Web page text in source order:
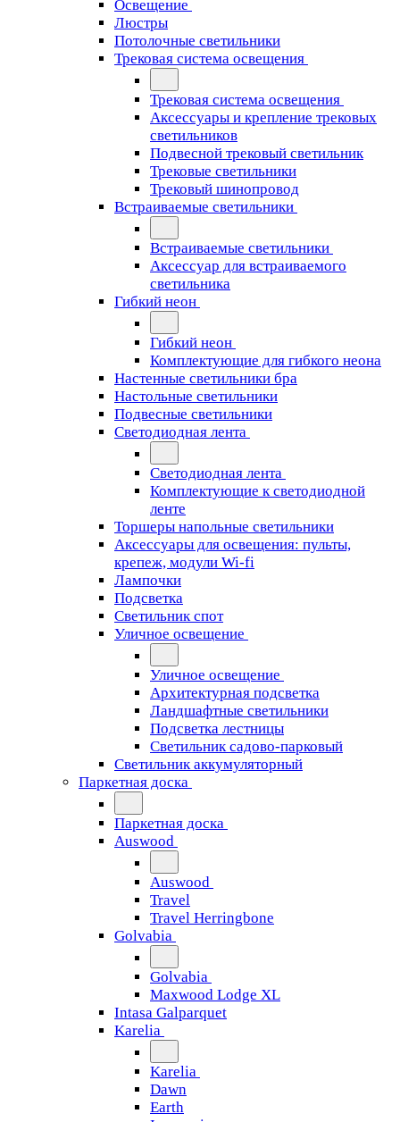
Освещение
Люстры
Потолочные светильники
Трековая система освещения
Трековая система освещения
Аксессуары и крепление трековых
светильников
Подвесной трековый светильник
Трековые светильники
Трековый шинопровод
Встраиваемые светильники
Встраиваемые светильники
Аксессуар для встраиваемого
светильника
Гибкий неон
Гибкий неон
Комплектующие для гибкого неона
Настенные светильники бра
Настольные светильники
Подвесные светильники
Светодиодная лента
Светодиодная лента
Комплектующие к светодиодной
ленте
Торшеры напольные светильники
Аксессуары для освещения: пульты,
крепеж, модули Wi-fi
Лампочки
Подсветка
Светильник спот
Уличное освещение
Уличное освещение
Архитектурная подсветка
Ландшафтные светильники
Подсветка лестницы
Светильник садово-парковый
Светильник аккумуляторный
Паркетная доска
Паркетная доска
Auswood
Auswood
Travel
Travel Herringbone
Golvabia
Golvabia
Maxwood Lodge XL
Intasa Galparquet
Karelia
Karelia
Dawn
Earth